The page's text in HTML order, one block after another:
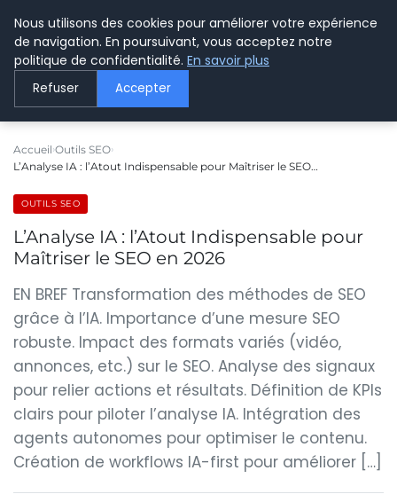
LE WEBMARKETING
Accueil Outils SEO
L’Analyse IA : l’Atout Indispensable pour Maîtriser le SEO…
OUTILS SEO
L’Analyse IA : l’Atout Indispensable pour
Maîtriser le SEO en 2026
EN BREF Transformation des méthodes de SEO
grâce à l’IA. Importance d’une mesure SEO
robuste. Impact des formats variés (vidéo,
annonces, etc.) sur le SEO. Analyse des signaux
pour relier actions et résultats. Définition de KPIs
clairs pour piloter l’analyse IA. Intégration des
agents autonomes pour optimiser le contenu.
Création de workflows IA-first pour améliorer […]
Nous utilisons des cookies pour améliorer votre expérience
de navigation. En poursuivant, vous acceptez notre
politique de confidentialité. En savoir plus
Refuser Accepter